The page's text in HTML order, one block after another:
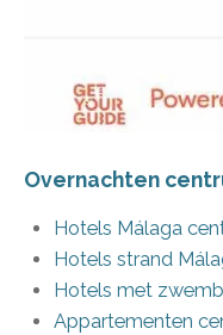
Overnachten
Hotels Málaga
Hotels strand
Hotels met
Appartementen